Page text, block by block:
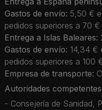
Gastos de envío: 5,50 €
pedidos superiores a 70
Entrega a Islas Baleares:
Gastos de envío: 14,34 €
pedidos superiores a 100
Empresa de transporte:
Autoridades competentes
- Consejería de Sanidad,